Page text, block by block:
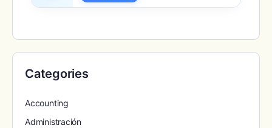
Categories
Accounting
Administración